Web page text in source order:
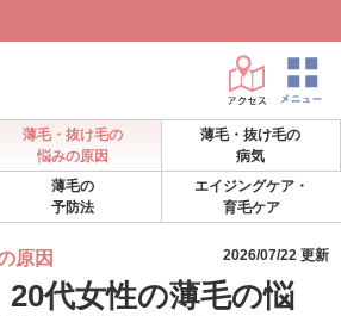
薄毛・抜け毛の
悩みの原因
薄毛・抜け毛の
病気
薄毛の
予防法
エイジングケア・
育毛ケア
原因
20代女性の薄毛の悩
2026/07/22 更新